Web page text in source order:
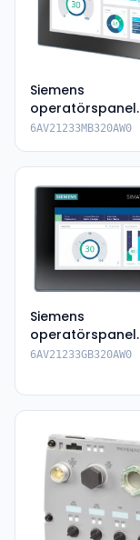
Siemens
operatörspanel
6AV2123-3MB32-
6AV21233MB320AW0
Siemens
operatörspanel
6AV2123-3GB32-
6AV21233GB320AW0